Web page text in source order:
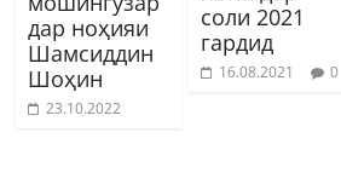
дар ноҳияи
Шамсиддин
Шоҳин
23.10.2022
соли 2021
гардид
16.08.2021 0